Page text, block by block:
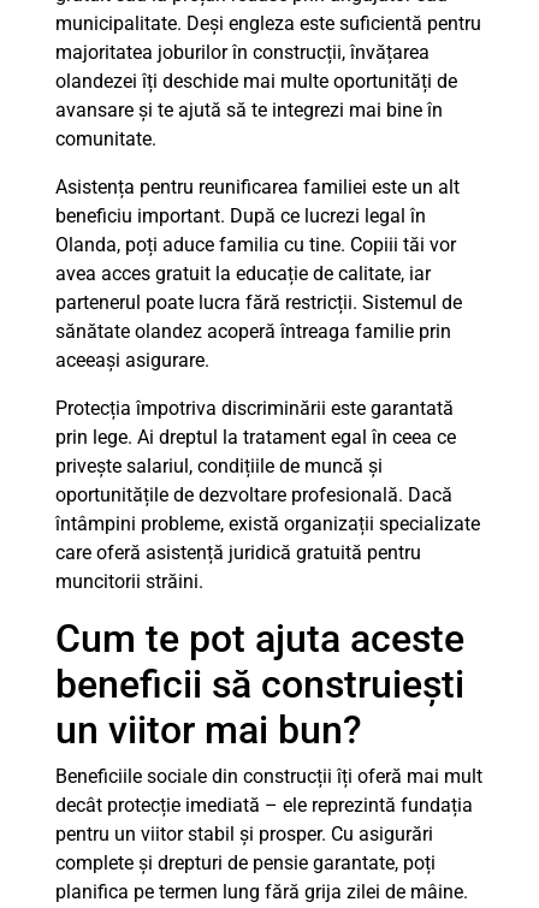
municipalitate. Deși engleza este suficientă pentru
majoritatea joburilor în construcții, învățarea
olandezei îți deschide mai multe oportunități de
avansare și te ajută să te integrezi mai bine în
comunitate.
Asistența pentru reunificarea familiei este un alt
beneficiu important. După ce lucrezi legal în
Olanda, poți aduce familia cu tine. Copiii tăi vor
avea acces gratuit la educație de calitate, iar
partenerul poate lucra fără restricții. Sistemul de
sănătate olandez acoperă întreaga familie prin
aceeași asigurare.
Protecția împotriva discriminării este garantată
prin lege. Ai dreptul la tratament egal în ceea ce
privește salariul, condițiile de muncă și
oportunitățile de dezvoltare profesională. Dacă
întâmpini probleme, există organizații specializate
care oferă asistență juridică gratuită pentru
muncitorii străini.
Cum te pot ajuta aceste
beneficii să construiești
un viitor mai bun?
Beneficiile sociale din construcții îți oferă mai mult
decât protecție imediată – ele reprezintă fundația
pentru un viitor stabil și prosper. Cu asigurări
complete și drepturi de pensie garantate, poți
planifica pe termen lung fără grija zilei de mâine.